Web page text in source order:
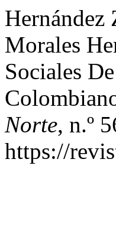
Hernández
Morales
Sociales
Norte, n.º
https://